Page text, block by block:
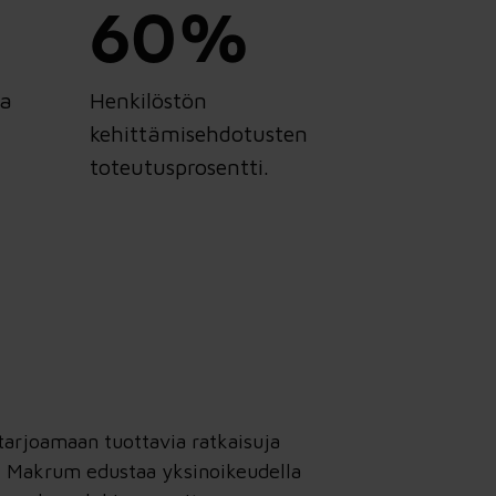
60%
Henkilöstön
kehittämisehdotusten
toteutusprosentti.
tuottavia ratkaisuja
edustaa yksinoikeudella